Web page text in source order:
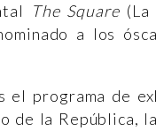
The Square(La
a los
el programa de
de la República,